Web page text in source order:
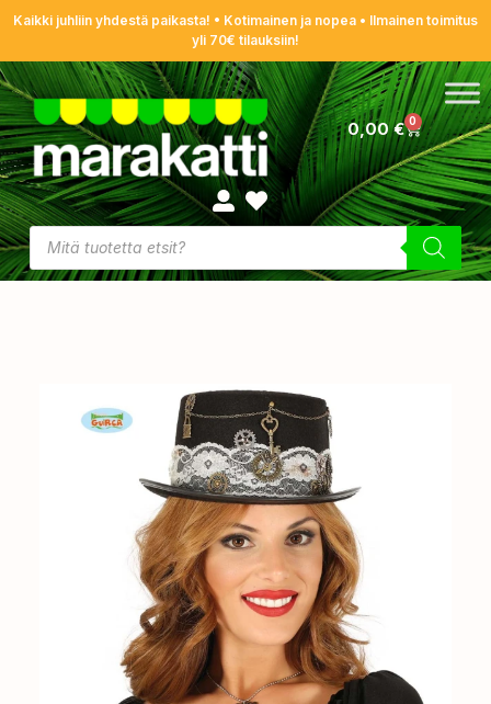
Kaikki juhliin yhdestä paikasta! • Kotimainen ja nopea • Ilmainen toimitus
yli 70€ tilauksiin!
0,00€ 0